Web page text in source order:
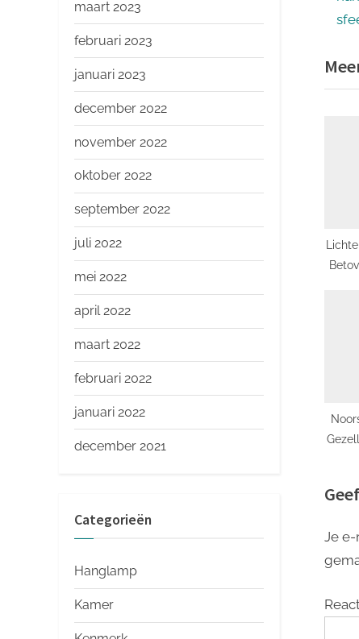
e
i
o
:
Je
maart 2023
februari 2023
januari 2023
december 2022
november 2022
oktober 2022
september 2022
juli 2022
mei 2022
april 2022
maart 2022
februari 2022
januari 2022
december 2021
Categorieën
Hanglamp
Kamer